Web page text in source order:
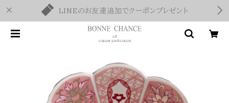
LINEのお友達追加でクーポンプレゼント